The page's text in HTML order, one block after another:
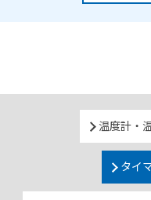
温度計・
タイ